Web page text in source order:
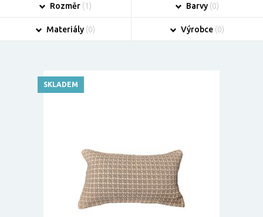
Rozměr (1) Barvy (0)
Materiály (0) Výrobce (0)
SKLADEM